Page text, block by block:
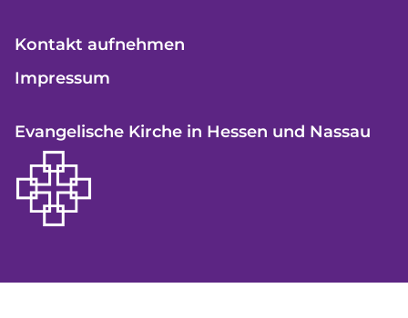
Kontakt aufnehmen
Impressum
Evangelische Kirche in Hessen und Nassau